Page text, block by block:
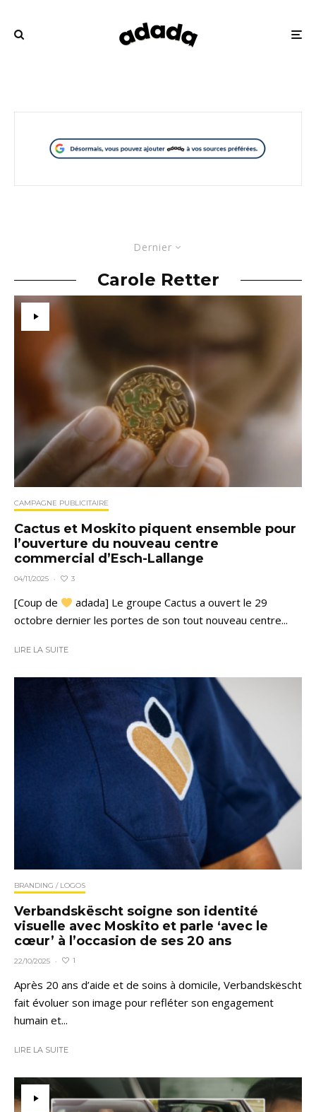
Dernier
Carole Retter
CAMPAGNE PUBLICITAIRE
Cactus et Moskito piquent ensemble pour
l’ouverture du nouveau centre
commercial d’Esch-Lallange
04/11/2025 · 3
[Coup de
adada] Le groupe Cactus a ouvert le 29
octobre dernier les portes de son tout nouveau centre...
LIRE LA SUITE
BRANDING / LOGOS
Verbandskëscht soigne son identité
visuelle avec Moskito et parle ‘avec le
cœur’ à l’occasion de ses 20 ans
22/10/2025 · 1
Après 20 ans d’aide et de soins à domicile, Verbandskëscht
fait évoluer son image pour refléter son engagement
humain et...
LIRE LA SUITE